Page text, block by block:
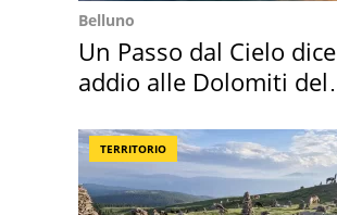
Belluno
Un Passo dal Cielo dice
addio alle Dolomiti del
TERRITORIO